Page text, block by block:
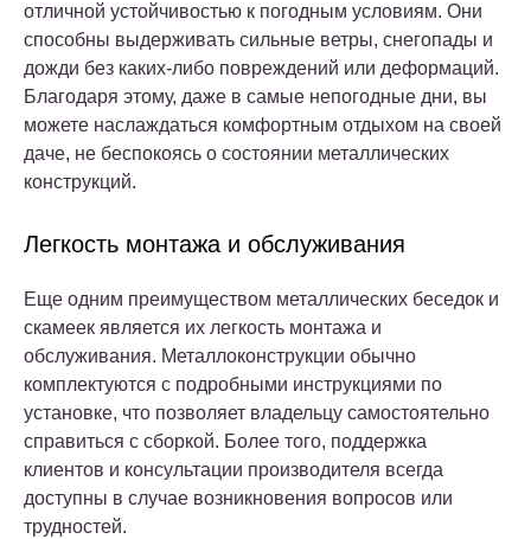
отличной устойчивостью к погодным условиям. Они
способны выдерживать сильные ветры, снегопады и
дожди без каких-либо повреждений или деформаций.
Благодаря этому, даже в самые непогодные дни, вы
можете наслаждаться комфортным отдыхом на своей
даче, не беспокоясь о состоянии металлических
конструкций.
Легкость монтажа и обслуживания
Еще одним преимуществом металлических беседок и
скамеек является их легкость монтажа и
обслуживания. Металлоконструкции обычно
комплектуются с подробными инструкциями по
установке, что позволяет владельцу самостоятельно
справиться с сборкой. Более того, поддержка
клиентов и консультации производителя всегда
доступны в случае возникновения вопросов или
трудностей.